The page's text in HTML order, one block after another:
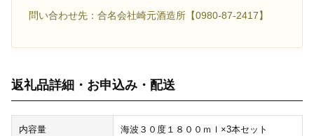
問い合わせ先：合名会社崎元酒造所【0980-87-2417】
返礼品詳細・お申込み・配送
内容量 海波３０度１８００ｍｌ×3本セット